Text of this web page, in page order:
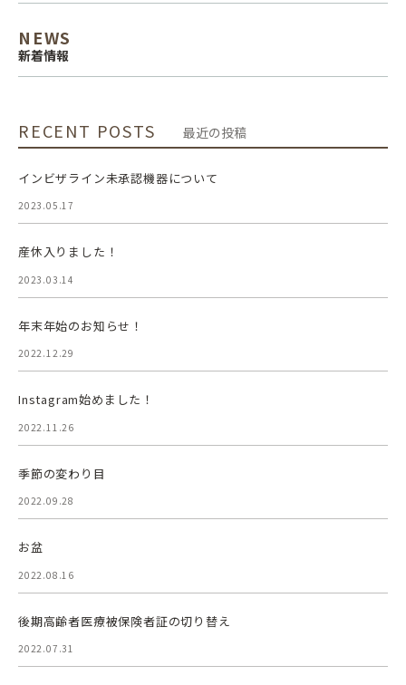
NEWS
新着情報
RECENT POSTS 最近の投稿
インビザライン未承認機器について
2023.05.17
産休入りました！
2023.03.14
年末年始のお知らせ！
2022.12.29
Instagram始めました！
2022.11.26
季節の変わり目
2022.09.28
お盆
2022.08.16
後期高齢者医療被保険者証の切り替え
2022.07.31